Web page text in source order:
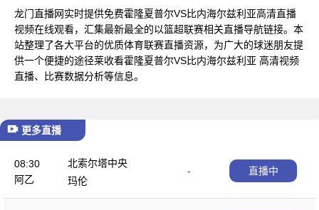
龙门直播网实时提供免费霍隆夏普尔VS比内海尔兹利亚高清直播
视频在线观看，汇集最新最全的以篮超联赛相关直播导航链接。本
站整理了各大平台的优质体育联赛直播资源，为广大的球迷朋友提
供一个便捷的途径莱收看霍隆夏普尔VS比内海尔兹利亚 高清视频
直播、比赛数据分析等信息。
更多直播
08:30
阿乙
北索尔塔中央
-
玛伦
直播中